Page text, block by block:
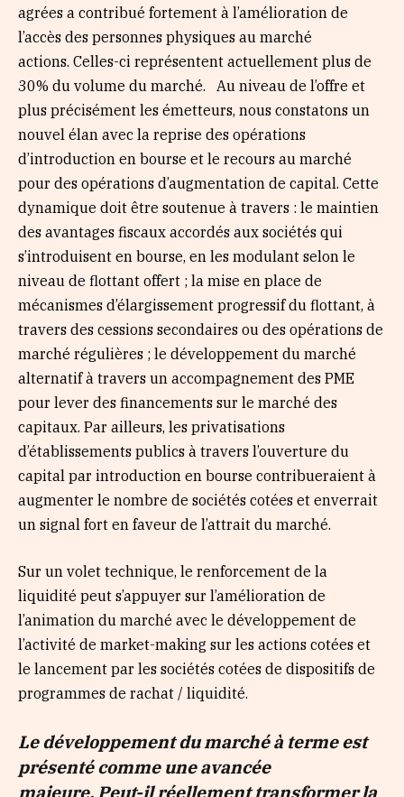
agrées a contribué fortement à l’amélioration de
l’accès des personnes physiques au marché
actions. Celles-ci représentent actuellement plus de
30% du volume du marché. Au niveau de l’offre et
plus précisément les émetteurs, nous constatons un
nouvel élan avec la reprise des opérations
d’introduction en bourse et le recours au marché
pour des opérations d’augmentation de capital. Cette
dynamique doit être soutenue à travers : le maintien
des avantages fiscaux accordés aux sociétés qui
s’introduisent en bourse, en les modulant selon le
niveau de flottant offert ; la mise en place de
mécanismes d’élargissement progressif du flottant, à
travers des cessions secondaires ou des opérations de
marché régulières ; le développement du marché
alternatif à travers un accompagnement des PME
pour lever des financements sur le marché des
capitaux. Par ailleurs, les privatisations
d’établissements publics à travers l’ouverture du
capital par introduction en bourse contribueraient à
augmenter le nombre de sociétés cotées et enverrait
un signal fort en faveur de l’attrait du marché.
Sur un volet technique, le renforcement de la
liquidité peut s’appuyer sur l’amélioration de
l’animation du marché avec le développement de
l’activité de market-making sur les actions cotées et
le lancement par les sociétés cotées de dispositifs de
programmes de rachat / liquidité.
Le développement du marché à terme est
présenté comme une avancée
majeure. Peut-il réellement transformer la